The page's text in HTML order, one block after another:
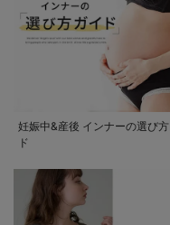
妊娠中&産後 インナーの選び方
ド